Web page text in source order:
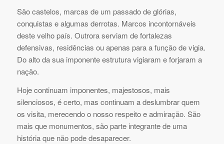
São castelos, marcas de um passado de glórias,
conquistas e algumas derrotas. Marcos incontornáveis
deste velho país. Outrora serviam de fortalezas
defensivas, residências ou apenas para a função de vigia.
Do alto da sua imponente estrutura vigiaram e forjaram a
nação.
Hoje continuam imponentes, majestosos, mais
silenciosos, é certo, mas continuam a deslumbrar quem
os visita, merecendo o nosso respeito e admiração. São
mais que monumentos, são parte integrante de uma
história que não pode desaparecer.